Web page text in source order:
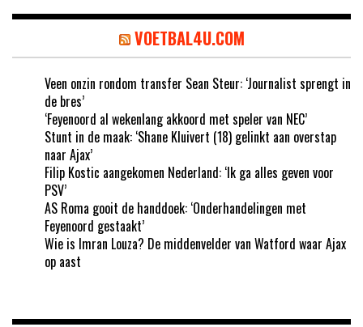
VOETBAL4U.COM
Veen onzin rondom transfer Sean Steur: ‘Journalist sprengt in
de bres’
‘Feyenoord al wekenlang akkoord met speler van NEC’
Stunt in de maak: ‘Shane Kluivert (18) gelinkt aan overstap
naar Ajax’
Filip Kostic aangekomen Nederland: ‘Ik ga alles geven voor
PSV’
AS Roma gooit de handdoek: ‘Onderhandelingen met
Feyenoord gestaakt’
Wie is Imran Louza? De middenvelder van Watford waar Ajax
op aast